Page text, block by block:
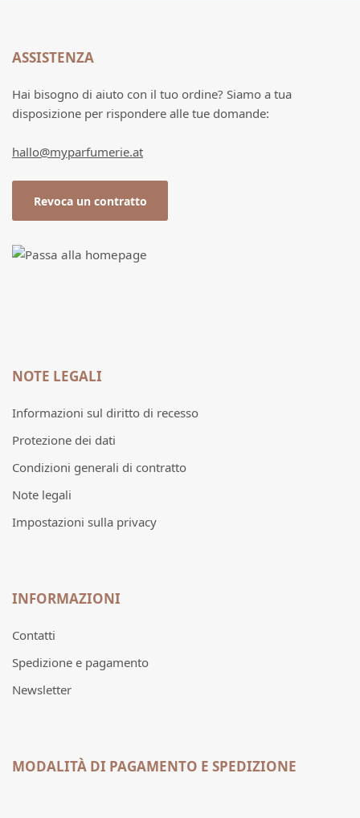
ASSISTENZA
Hai bisogno di aiuto con il tuo ordine? Siamo a tua
disposizione per rispondere alle tue domande:
hallo@myparfumerie.at
Revoca un contratto
NOTE LEGALI
Informazioni sul diritto di recesso
Protezione dei dati
Condizioni generali di contratto
Note legali
Impostazioni sulla privacy
INFORMAZIONI
Contatti
Spedizione e pagamento
Newsletter
MODALITÀ DI PAGAMENTO E SPEDIZIONE